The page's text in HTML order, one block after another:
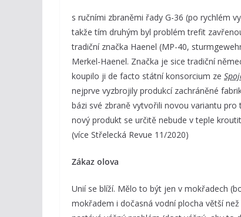
s ručními zbraněmi řady G-36 (po rychlém
takže tím druhým byl problém trefit
tradiční značka Haenel (MP-40,
Merkel-Haenel. Značka je sice tradiční
koupilo ji de facto státní konsorcium ze
nejprve vyzbrojily produkcí zachráněné
bázi své zbraně vytvořili novou variantu
nový produkt se určitě nebude v teple
(více Střelecká Revue 11/2020)
Zákaz olova
Unií se blíží. Mělo to být jen v mokřadech
mokřadem i dočasná vodní plocha větší